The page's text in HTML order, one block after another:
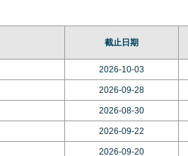
截止日期
2026-10-03
2026-09-28
2026-08-30
2026-09-22
2026-09-20